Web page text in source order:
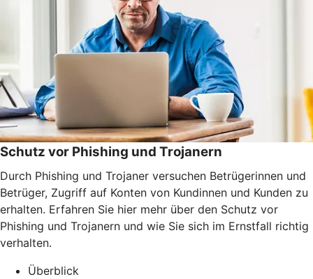
Schutz vor Phishing und Trojanern
Durch Phishing und Trojaner versuchen Betrügerinnen und
Betrüger, Zugriff auf Konten von Kundinnen und Kunden zu
erhalten. Erfahren Sie hier mehr über den Schutz vor
Phishing und Trojanern und wie Sie sich im Ernstfall richtig
verhalten.
Überblick